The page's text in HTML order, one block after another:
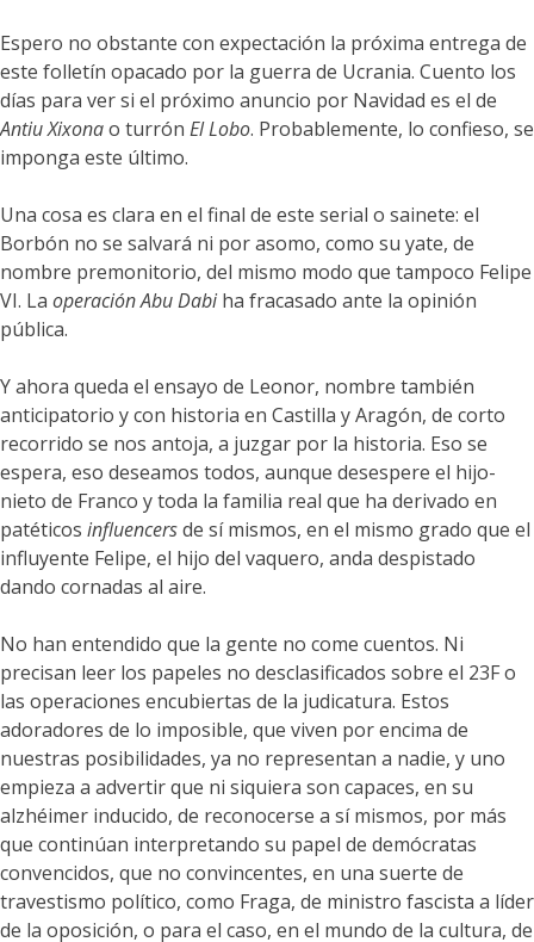
Espero no obstante con expectación la próxima entrega de
este folletín opacado por la guerra de Ucrania. Cuento los
días para ver si el próximo anuncio por Navidad es el de
Antiu Xixonao turrón El Lobo. Probablemente, lo confieso, se
imponga este último.
Una cosa es clara en el final de este serial o sainete: el
Borbón no se salvará ni por asomo, como su yate, de
nombre premonitorio, del mismo modo que tampoco Felipe
VI. La operación Abu Dabiha fracasado ante la opinión
pública.
Y ahora queda el ensayo de Leonor, nombre también
anticipatorio y con historia en Castilla y Aragón, de corto
recorrido se nos antoja, a juzgar por la historia. Eso se
espera, eso deseamos todos, aunque desespere el hijo-
nieto de Franco y toda la familia real que ha derivado en
patéticos influencersde sí mismos, en el mismo grado que el
influyente Felipe, el hijo del vaquero, anda despistado
dando cornadas al aire.
No han entendido que la gente no come cuentos. Ni
precisan leer los papeles no desclasificados sobre el 23F o
las operaciones encubiertas de la judicatura. Estos
adoradores de lo imposible, que viven por encima de
nuestras posibilidades, ya no representan a nadie, y uno
empieza a advertir que ni siquiera son capaces, en su
alzhéimer inducido, de reconocerse a sí mismos, por más
que continúan interpretando su papel de demócratas
convencidos, que no convincentes, en una suerte de
travestismo político, como Fraga, de ministro fascista a líder
de la oposición, o para el caso, en el mundo de la cultura, de